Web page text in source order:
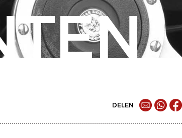
DELEN